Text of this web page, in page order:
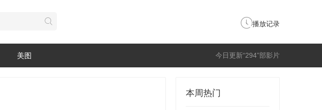
播放记录
今日更新“294”部影片
美图
本周热门